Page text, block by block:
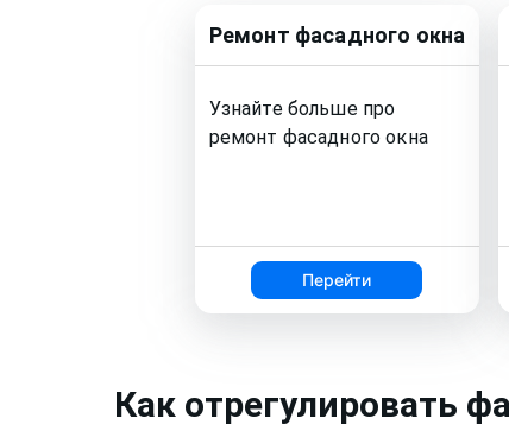
Ремонт фасадного окна
Узнайте больше про
ремонт фасадного окна
Перейти
Как отрегулировать